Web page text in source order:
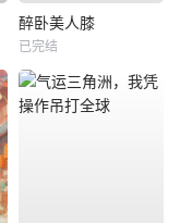
醉卧美人膝
已完结